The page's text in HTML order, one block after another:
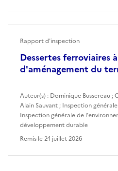
Dessertes ferroviaires
d'aménagement du
Rapport d'inspection
Auteur(s) : Dominique Bussereau ;
Alain Sauvant ; Inspection
Inspection générale de
développement durable
Remis le24 juillet 2026